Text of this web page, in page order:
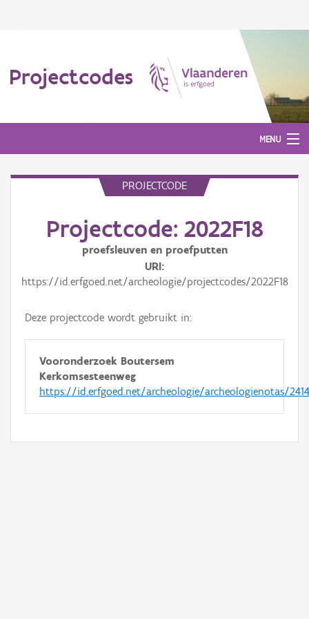
Projectcodes
MENU
PROJECTCODE
Projectcode: 2022F18
proefsleuven en proefputten
URI
https://id.erfgoed.net/archeologie/projectcodes/2022F18
Deze projectcode wordt gebruikt in:
Vooronderzoek Boutersem
Kerkomsesteenweg
https://id.erfgoed.net/archeologie/archeologienotas/